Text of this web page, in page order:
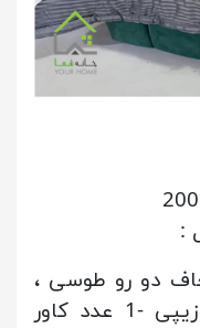
:
دو رو طوسی ،
1 عدد کاور